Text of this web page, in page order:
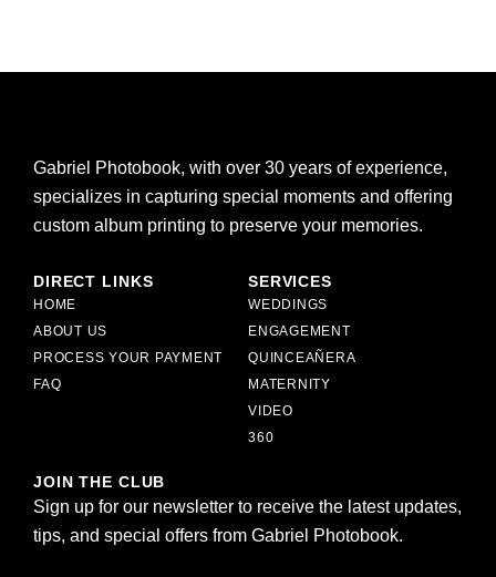
Gabriel Photobook, with over 30 years of experience,
specializes in capturing special moments and offering
custom album printing to preserve your memories.
DIRECT LINKS
HOME
ABOUT US
PROCESS YOUR PAYMENT
FAQ
SERVICES
WEDDINGS
ENGAGEMENT
QUINCEAÑERA
MATERNITY
VIDEO
360
JOIN THE CLUB
Sign up for our newsletter to receive the latest updates,
tips, and special offers from Gabriel Photobook.